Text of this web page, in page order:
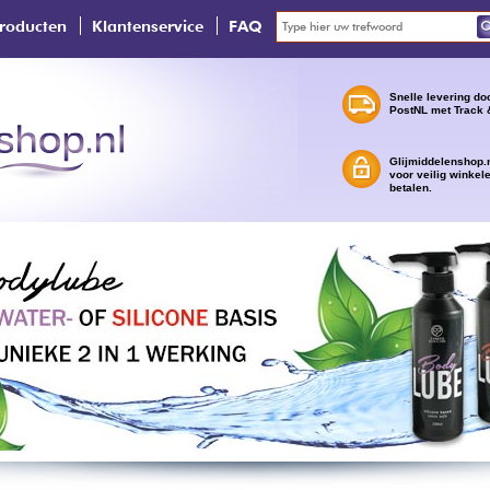
Klantenservice FAQ
Snelle levering
PostNL met Track
voor veilig
betalen.